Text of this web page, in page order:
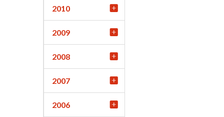
2010
2009
2008
2007
2006